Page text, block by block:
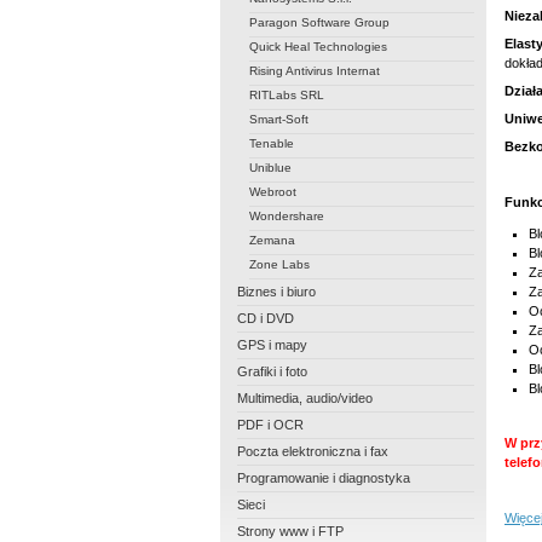
Paragon Software Group
Quick Heal Technologies
Rising Antivirus Internat
RITLabs SRL
Smart-Soft
Tenable
Uniblue
Webroot
Wondershare
Zemana
Zone Labs
Biznes i biuro
CD i DVD
GPS i mapy
Grafiki i foto
Multimedia, audio/video
PDF i OCR
Poczta elektroniczna i fax
Programowanie i diagnostyka
Sieci
Strony www i FTP
W